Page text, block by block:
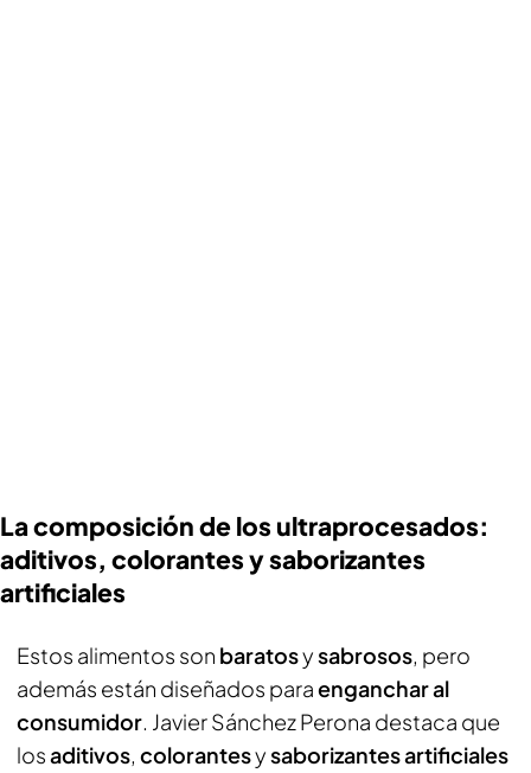
La composición de los ultraprocesados:
aditivos, colorantes y saborizantes
artificiales
Estos alimentos son baratosysabrosos, pero
además están diseñados paraenganchar al
consumidor. Javier Sánchez Perona destaca que
losaditivos, colorantesysaborizantes artificiales